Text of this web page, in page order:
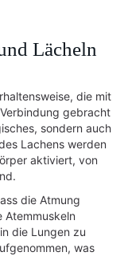
Lächeln
die mit
gebracht
sondern auch
Lachens werden
aktiviert, von
die Atmung
Atemmuskeln
die Lungen zu
was